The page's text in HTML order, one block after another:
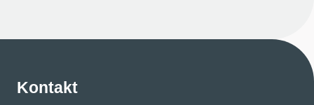
Kontakt